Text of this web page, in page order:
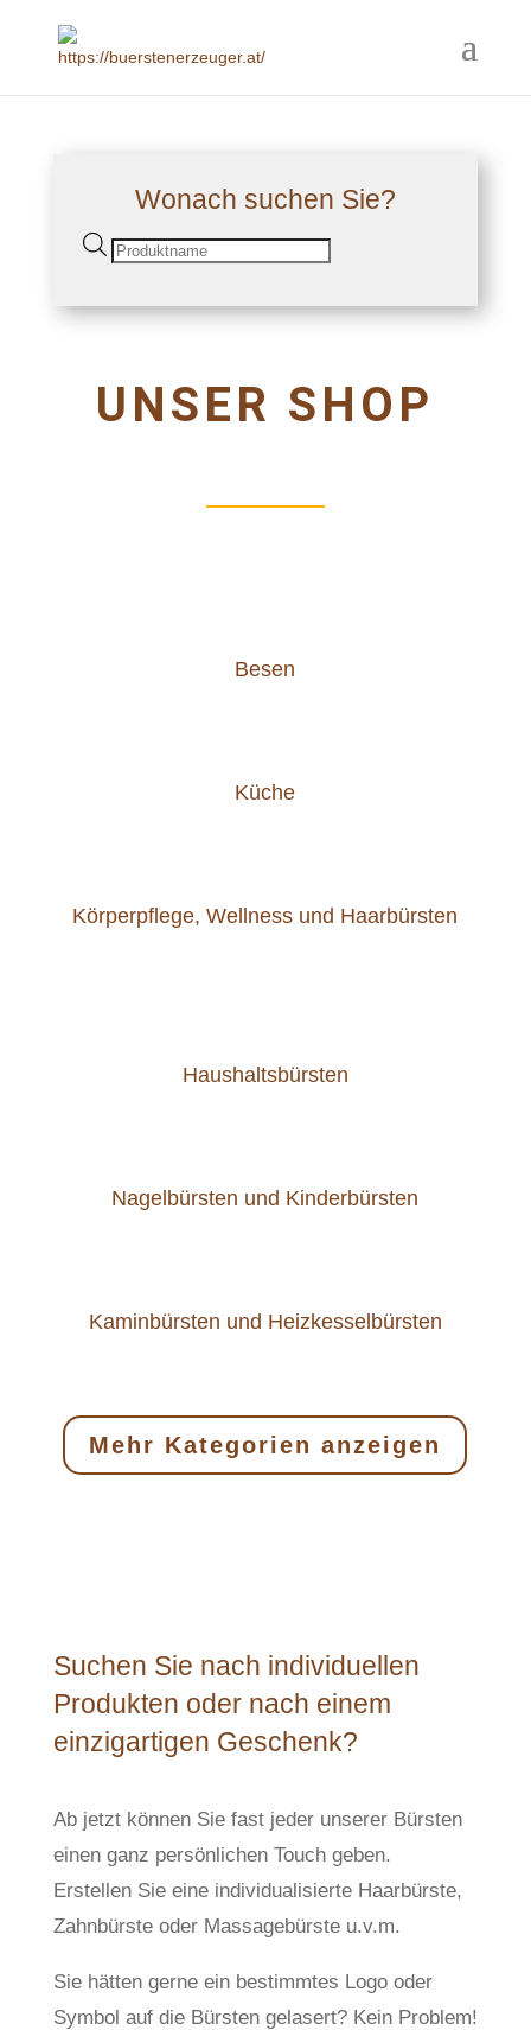
Wonach suchen Sie?
Products
UNSER SHOP
Besen
Küche
Körperpflege, Wellness und Haarbürsten
Haushaltsbürsten
Nagelbürsten und Kinderbürsten
Kaminbürsten und Heizkesselbürsten
Mehr Kategorien anzeigen
Suchen Sie nach individuellen
Produkten oder nach einem
einzigartigen Geschenk?
Ab jetzt können Sie fast jeder unserer Bürsten
einen ganz persönlichen Touch geben.
Erstellen Sie eine individualisierte Haarbürste,
Zahnbürste oder Massagebürste u.v.m.
Sie hätten gerne ein bestimmtes Logo oder
Symbol auf die Bürsten gelasert? Kein Problem!